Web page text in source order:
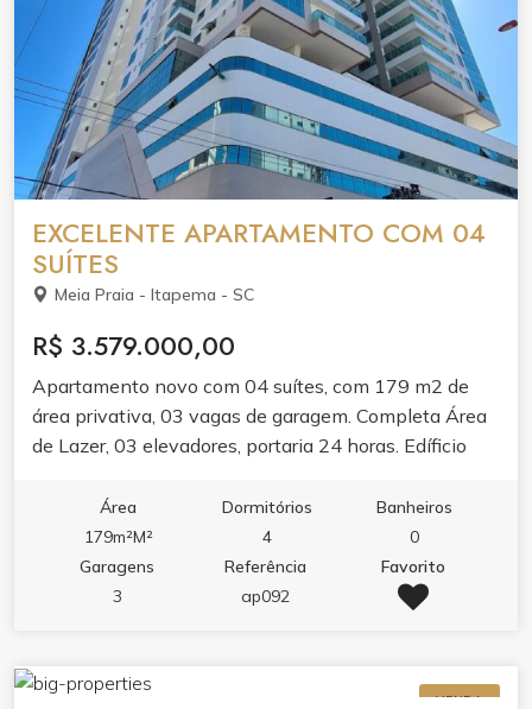
EXCELENTE APARTAMENTO COM 04
SUÍTES
Meia Praia - Itapema - SC
R$ 3.579.000,00
Apartamento novo com 04 suítes, com 179 m2 de
área privativa, 03 vagas de garagem. Completa Área
de Lazer, 03 elevadores, portaria 24 horas. Edíficio
Área
179m²M²
Dormitórios
4
Banheiros
0
Garagens
3
Referência
ap092
Favorito
VENDA